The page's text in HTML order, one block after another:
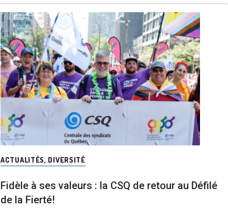
ACTUALITÉS, DIVERSITÉ
Fidèle à ses valeurs : la CSQ de retour au Défilé
de la Fierté!